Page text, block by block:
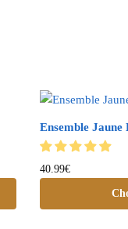
Ensemble Jaune
40.99€